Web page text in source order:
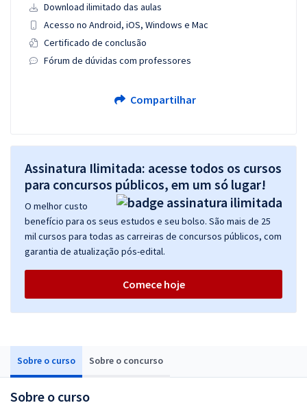
Sobre o curso Sobre o concurso
Sobre o curso
Download ilimitado das aulas
Acesso no Android, iOS, Windows e Mac
Certificado de conclusão
Fórum de dúvidas com professores
Compartilhar
Assinatura Ilimitada: acesse todos os cursos
para concursos públicos, em um só lugar!
O melhor custo
benefício para os seus estudos e seu bolso. São mais de 25
mil cursos para todas as carreiras de concursos públicos, com
garantia de atualização pós-edital.
Comece hoje